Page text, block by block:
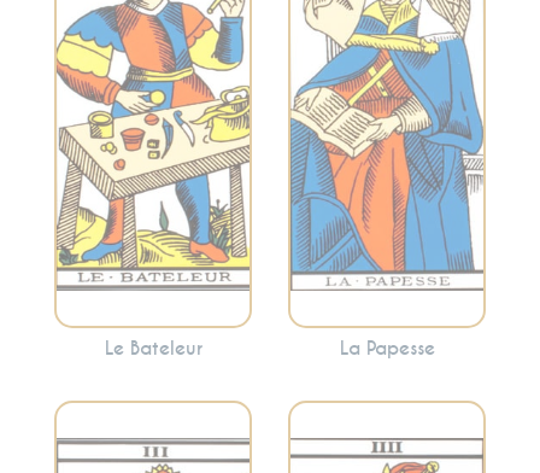
potentiel inexploré
et les débuts. Le
Bateleur indique
une opportunité de
prendre des
mesures concrètes
pour réaliser vos
aspirations.
Le Bateleur
intérieure, la
sagesse féminine
et la réflexion
profonde. C’est un
appel à écouter
votre intuition et à
plonger dans les
mystères de votre
esprit.
La Papesse
Représente